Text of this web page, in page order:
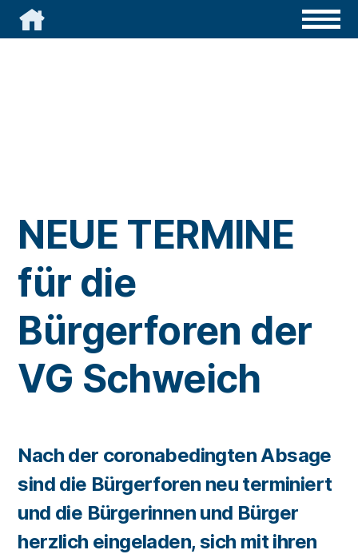

NEUE TERMINE
für die
Bürgerforen der
VG Schweich
Nach der coronabedingten Absage
sind die Bürgerforen neu terminiert
und die Bürgerinnen und Bürger
herzlich eingeladen, sich mit ihren